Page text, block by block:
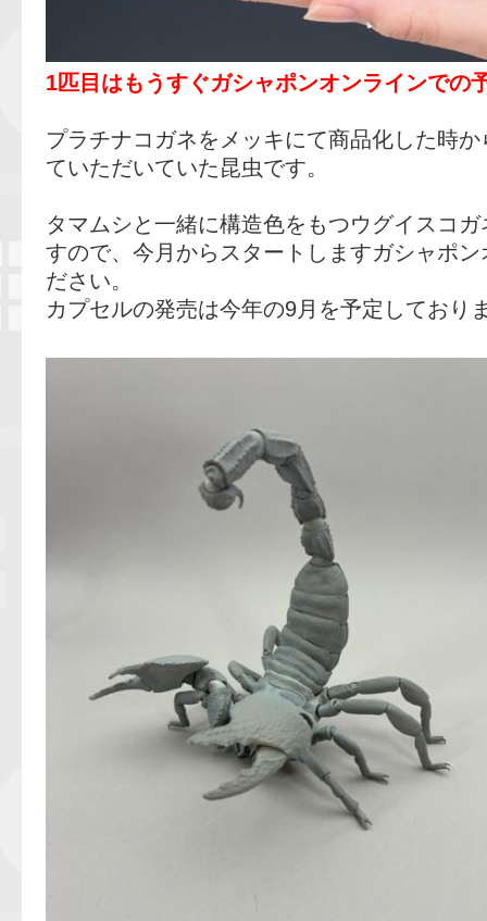
1匹目はもうすぐガシャポンオンラインでの
プラチナコガネをメッキにて商品化した時か
ていただいていた昆虫です。
タマムシと一緒に構造色をもつウグイスコ
すので、今月からスタートしますガシャポ
ださい。
カプセルの発売は今年の9月を予定しており